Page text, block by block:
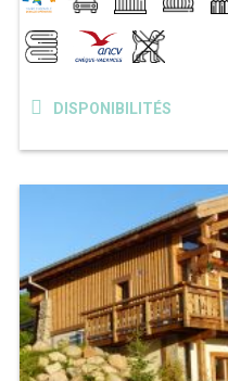
DISPONIBILITÉS